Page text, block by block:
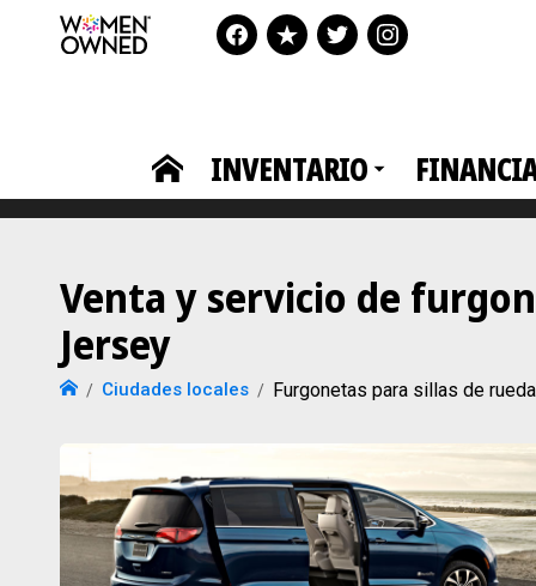
INVENTARIO
Venta y servicio de
Jersey
Ciudades locales Furgonetas para sillas de